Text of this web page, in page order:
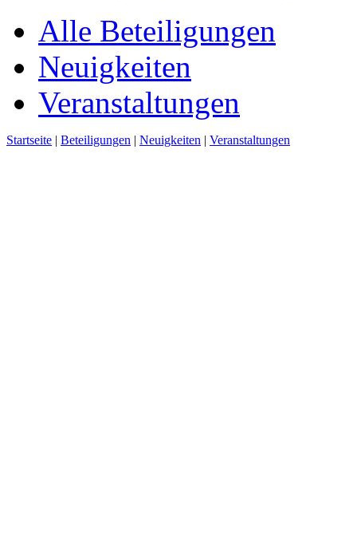
Alle Beteiligungen
Neuigkeiten
Veranstaltungen
Startseite | Beteiligungen | Neuigkeiten | Veranstaltungen